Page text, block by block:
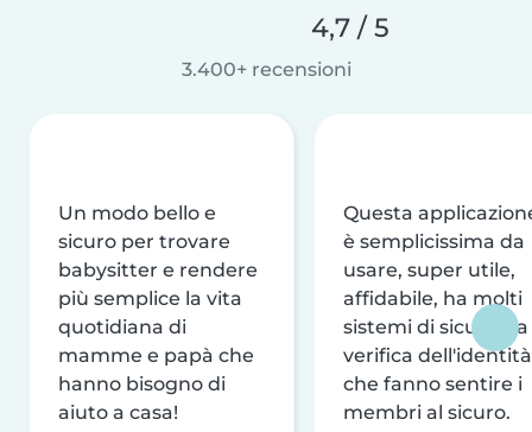
4,7 / 5
3.400+ recensioni
Un modo bello e
sicuro per trovare
babysitter e rendere
più semplice la vita
quotidiana di
mamme e papà che
hanno bisogno di
aiuto a casa!
Questa
è semplicissima da
usare, super utile,
affidabile, ha molti
sistemi di sicurezza
verifica dell'identità
che fanno sentire i
membri al sicuro.